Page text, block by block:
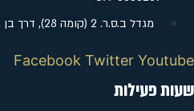
מגדל ב.ס.ר. 2 (קומה 28), דרך בן גוריון 1, בני ברק
Facebook Twitter Youtube
שעות פעילות